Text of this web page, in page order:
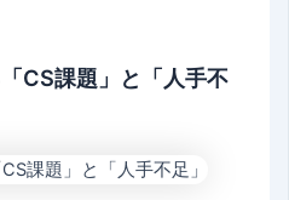
CS課題」と「人手不